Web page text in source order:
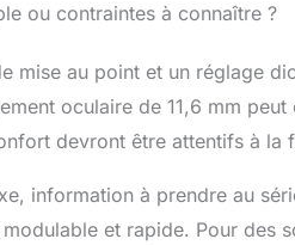
ou contraintes à connaître ?
mise au point et un réglage
oculaire de 11,6 mm
devront être attentifs à la
information à prendre au
et rapide. Pour des